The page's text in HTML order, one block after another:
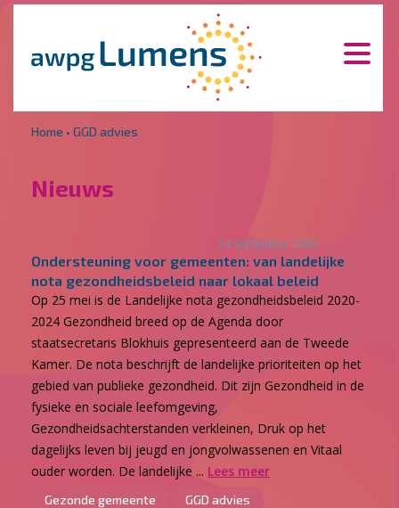
Home • GGD advies
Nieuws
24 september 2020
Ondersteuning voor gemeenten: van landelijke
nota gezondheidsbeleid naar lokaal beleid
Op 25 mei is de Landelijke nota gezondheidsbeleid 2020-
2024 Gezondheid breed op de Agenda door
staatsecretaris Blokhuis gepresenteerd aan de Tweede
Kamer. De nota beschrijft de landelijke prioriteiten op het
gebied van publieke gezondheid. Dit zijn Gezondheid in de
fysieke en sociale leefomgeving,
Gezondheidsachterstanden verkleinen, Druk op het
dagelijks leven bij jeugd en jongvolwassenen en Vitaal
ouder worden. De landelijke ... Lees meer
Gezonde gemeente GGD advies